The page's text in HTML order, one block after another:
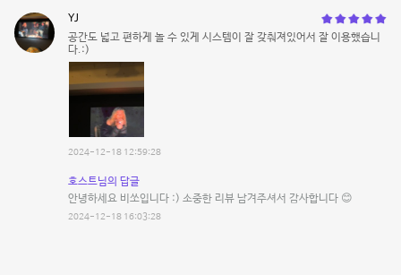
YJ
공간도 넓고 편하게 놀 수 있게 시스템이 잘 갖춰져있어서 잘 이용했습니
다.:)
2024-12-18 12:59:28
호스트님의 답글
안녕하세요 비쏘입니다 :) 소중한 리뷰 남겨주셔서 감사합니다 😊
2024-12-18 16:03:28